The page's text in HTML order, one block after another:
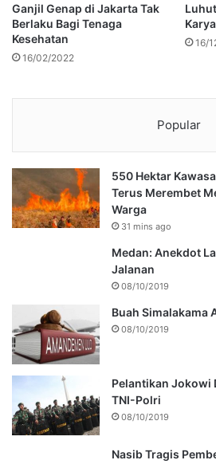
Ganjil Genap di Jakarta Tak
Berlaku Bagi Tenaga
Kesehatan
16/02/2022
16/
Popular
550 Hektar
Terus Merembet
Warga
31 mins ago
Medan: Anekdot
Jalanan
08/10/2019
Buah Simalakama
08/10/2019
Pelantikan Jokowi
TNI-Polri
08/10/2019
Nasib Tragis